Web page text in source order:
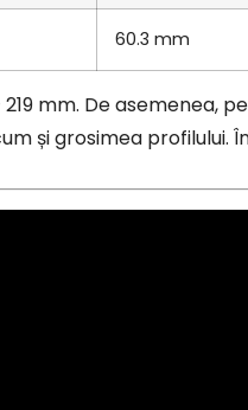
60.3 mm
mm. De asemenea,
și grosimea profilului.